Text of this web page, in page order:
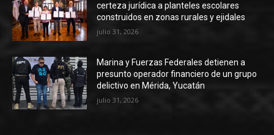
certeza jurídica a planteles escolares
construidos en zonas rurales y ejidales
julio 31, 2026
Marina y Fuerzas Federales detienen a
presunto operador financiero de un grupo
delictivo en Mérida, Yucatán
julio 31, 2026